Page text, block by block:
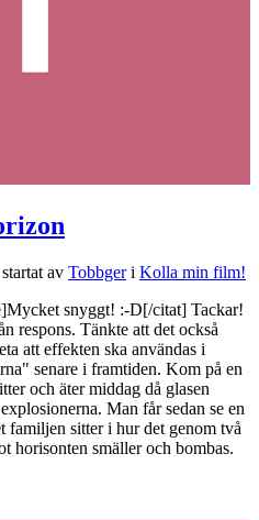
av Tobbgeri Kolla min film!
snyggt! :-D[/citat] Tackar!
respons. Tänkte att det också
att effekten ska användas i
senare i framtiden. Kom på en
och äter middag då glasen
Man får sedan se en
familjen sitter i hur det genom två
horisonten smäller och bombas.